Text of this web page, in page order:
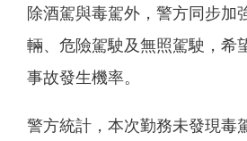
除酒駕與毒駕外，警方同步加
輛、危險駕駛及無照駕駛，希
事故發生機率。
警方統計，本次勤務未發現毒